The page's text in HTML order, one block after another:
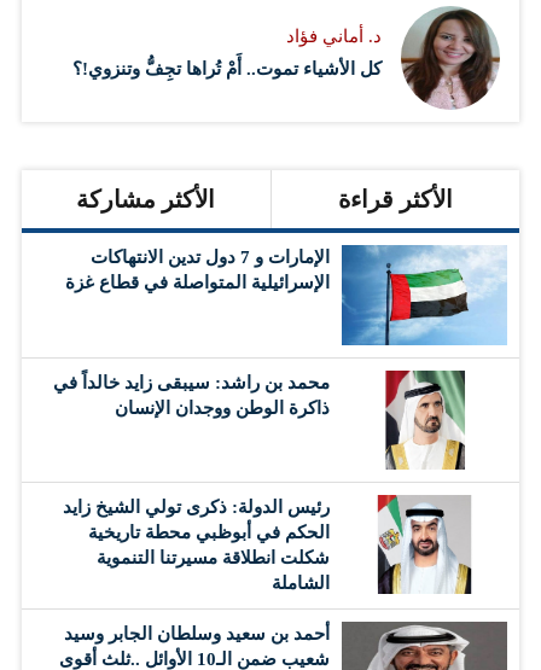
د. أماني فؤاد
كل الأشياء تموت.. أَمْ تُراها تجِفُّ وتنزوي!؟
الأكثر قراءة الأكثر مشاركة
الإمارات و 7 دول تدين الانتهاكات
الإسرائيلية المتواصلة في قطاع غزة
محمد بن راشد: سيبقى زايد خالداً في
ذاكرة الوطن ووجدان الإنسان
رئيس الدولة: ذكرى تولي الشيخ زايد
الحكم في أبوظبي محطة تاريخية
شكلت انطلاقة مسيرتنا التنموية
الشاملة
أحمد بن سعيد وسلطان الجابر وسيد
شعيب ضمن الـ10 الأوائل ..ثلث أقوى